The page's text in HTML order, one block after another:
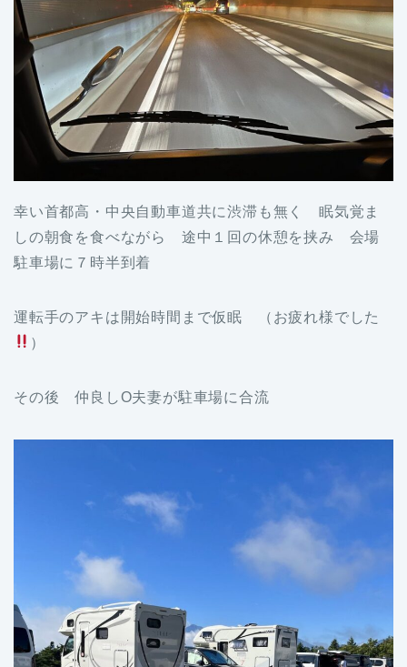
幸い首都高・中央自動車道共に渋滞も無く 眠気覚ま
しの朝食を食べながら 途中１回の休憩を挟み 会場
駐車場に７時半到着
運転手のアキは開始時間まで仮眠 （お疲れ様でした
）
その後 仲良しO夫妻が駐車場に合流